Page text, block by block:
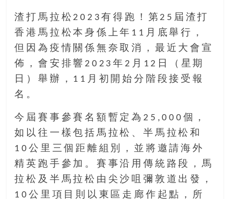
共
創
人
生
下
半
場
伴
歷
踏
入
50
歲
渣打馬拉松2023有得跑！第25屆渣打
香港馬拉松本身係上年11月底舉行，
但因為疫情關係無奈取消，最近大會宣
佈，會安排響2023年2月12日（星期
日）舉辦，11月初開始分階段接受報
名。
今屆賽事參賽名額暫定為25,000個，
如以往一樣包括馬拉松、半馬拉松和
10公里三個距離組別，並將邀請海外
精英跑手參加。賽事沿用傳統路段，馬
拉松及半馬拉松由尖沙咀彌敦道出發，
10公里項目則以東區走廊作起點，所